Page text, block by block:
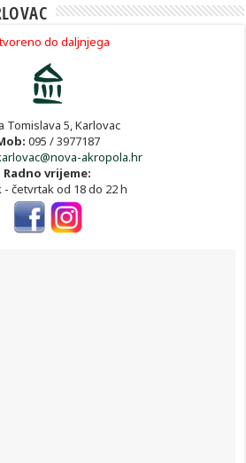
do daljnjega
Tomislava 5, Karlovac
095 / 3977187
akropola.hr
Radno vrijeme:
- četvrtak od 18 do 22 h